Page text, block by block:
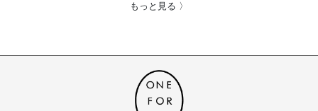
もっと見る 〉